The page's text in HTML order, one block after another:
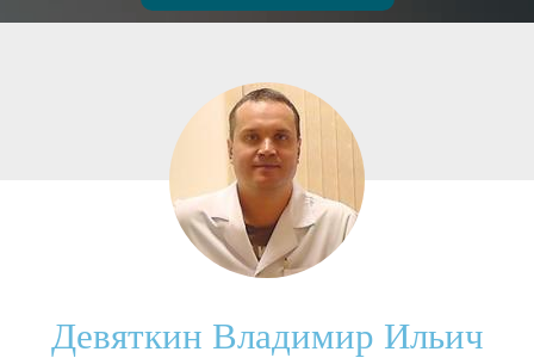
Девяткин Владимир Ильич